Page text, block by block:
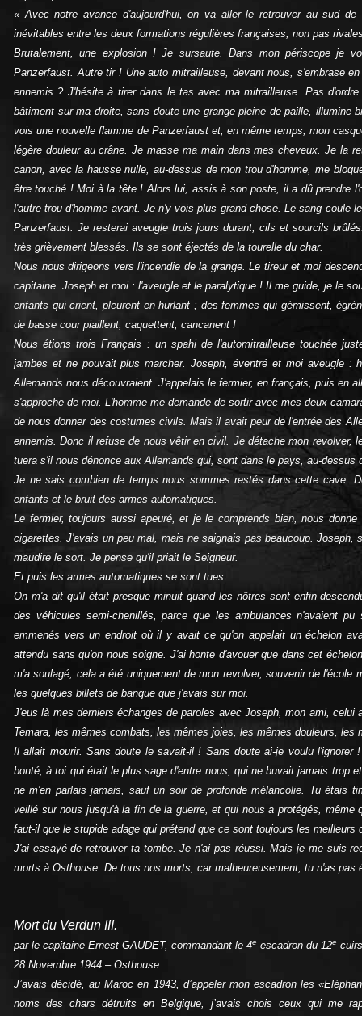
« Avec notre avance d'aujourd'hui, on va aller le retrouver au sud
inévitables entre les deux formations régulières françaises, non pas
Brutalement, une explosion ! Je sursaute. Dans mon périscope je
Panzerfaust. Autre tir ! Une auto mitrailleuse, devant nous, s'embrase
ennemis ? J'hésite à tirer dans le tas avec ma mitrailleuse. Pas
bâtiment sur ma droite, sans doute une grange pleine de paille,
vois une nouvelle flamme de Panzerfaust et, en même temps, mon
légère douleur au crâne. Je masse ma main dans mes cheveux. Je la
canon, avec la hausse nulle, au-dessus de mon trou d'homme, me
être touché ! Moi à la tête ! Alors lui, assis à son poste, il a dû prendre
l'autre trou d'homme avant. Je n'y vois plus grand chose. Le sang coule
Panzerfaust. Je resterai aveugle trois jours durant, cils et sourcils
très grièvement blessés. Ils se sont éjectés de la tourelle du char.
Nous nous dirigeons vers l'incendie de la grange. Le tireur et moi
capitaine. Joseph et moi : l'aveugle et le paralytique ! Il me guide, je le
enfants qui crient, pleurent en hurlant ; des femmes qui gémissent,
de basse cour piaillent, caquettent, cancanent !
Nous étions trois Français : un spahi de l'automitrailleuse touchée
jambes et ne pouvait plus marcher. Joseph, éventré et moi aveugle
Allemands nous découvraient. J'appelais le fermier, en français, puis en
s'approche de moi. L'homme me demande de sortir avec mes deux
de nous donner des costumes civils. Mais il avait peur de l'entrée des
ennemis. Donc il refuse de nous vêtir en civil. Je détache mon revolver,
tuera s'il nous dénonce aux Allemands qui, sont dans le pays, au-
Je ne sais combien de temps nous sommes restés dans cette cave.
enfants et le bruit des armes automatiques.
Le fermier, toujours aussi apeuré, et je le comprends bien, nous
cigarettes. J'avais un peu mal, mais ne saignais pas beaucoup.
maudire le sort. Je pense qu'il priait le Seigneur.
Et puis les armes automatiques se sont tues.
On m'a dit qu'il était presque minuit quand les nôtres sont enfin
des véhicules semi-chenillés, parce que les ambulances n'avaient
emmenés vers un endroit où il y avait ce qu'on appelait un échelon
attendu sans qu'on nous soigne. J'ai honte d'avouer que dans cet
m'a soulagé, cela a été uniquement de mon revolver, souvenir de
les quelques billets de banque que j'avais sur moi.
J'eus là mes derniers échanges de paroles avec Joseph, mon ami,
Temara, les mêmes combats, les mêmes joies, les mêmes douleurs, les
Il allait mourir. Sans doute le savait-il ! Sans doute ai-je voulu
bonté, à toi qui était le plus sage d'entre nous, qui ne buvait jamais trop
ne m'en parlais jamais, sauf un soir de profonde mélancolie. Tu étais
veillé sur nous jusqu'à la fin de la guerre, et qui nous a protégés,
faut-il que le stupide adage qui prétend que ce sont toujours les
J'ai essayé de retrouver ta tombe. Je n'ai pas réussi. Mais je me suis
morts à Osthouse. De tous nos morts, car malheureusement, tu n'as
Mort du Verdun III.
par le capitaine Ernest GAUDET, commandant le 4e escadron du 12e cuirs
28 Novembre 1944 – Osthouse.
J’avais décidé, au Maroc en 1943, d’appeler mon escadron les
noms des chars détruits en Belgique, j’avais chois ceux qui me